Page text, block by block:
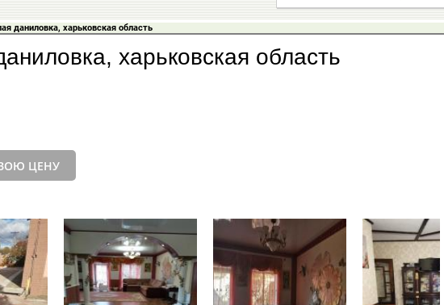
даниловка, харьковская область
харьковская область
ЦЕНУ